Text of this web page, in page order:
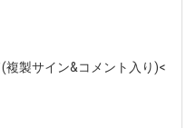
複製サイン&コメント入り)<